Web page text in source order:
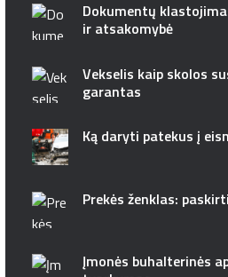
Dokumentų
ir atsakomybė
Vekselis kaip skolos
garantas
Ką daryti patekus į
Prekės ženklas:
Įmonės buhalterinės